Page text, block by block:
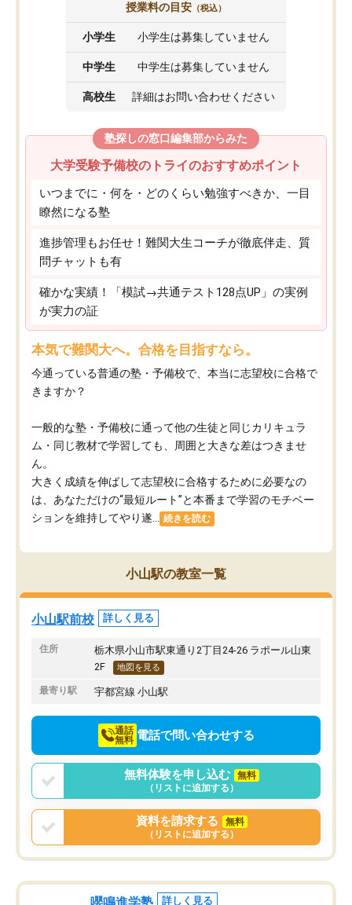
授業料の目安 （税込）
小学生 小学生は募集していません
中学生 中学生は募集していません
高校生 詳細はお問い合わせください
塾探しの窓口編集部からみた
大学受験予備校のトライのおすすめポイント
いつまでに・何を・どのくらい勉強すべきか、一目
瞭然になる塾
進捗管理もお任せ！難関大生コーチが徹底伴走、質
問チャットも有
確かな実績！「模試→共通テスト128点UP」の実例
が実力の証
本気で難関大へ。合格を目指すなら。
今通っている普通の塾・予備校で、本当に志望校に合格で
きますか？
一般的な塾・予備校に通って他の生徒と同じカリキュラ
ム・同じ教材で学習しても、周囲と大きな差はつきませ
ん。
大きく成績を伸ばして志望校に合格するために必要なの
は、あなただけの“最短ルート”と本番まで学習のモチベー
ションを維持してやり遂...
続きを読む
小山駅の教室一覧
小山駅前校 詳しく見る
住所
栃木県小山市駅東通り2丁目24-26 ラポール山東
2F
地図を見る
最寄り駅 宇都宮線 小山駅
通話
無料 電話で問い合わせする
無料体験を申し込む
無料
（リストに追加する）
資料を請求する
無料
（リストに追加する）
詳しく見る